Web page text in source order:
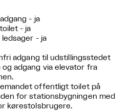
- ja
- ja
- ja
adgang til udstillingsstedet
og adgang via elevator fra
offentligt toilet på
for stationsbygningen med
kørestolsbrugere.